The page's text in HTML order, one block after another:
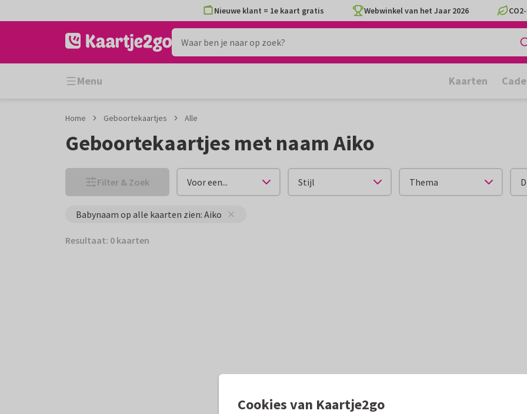
naar
naar
Nieuwe klant = 1e kaart gratis Webwinkel van het Jaar 2026
Menu Kaarten
Home Geboortekaartjes Alle
Geboortekaartjes met naam Aiko
Filter & Zoek Voor een... Stijl Thema
Babynaam op alle kaarten zien: Aiko
Resultaat: 0 kaarten
Cookies van Kaartje2go